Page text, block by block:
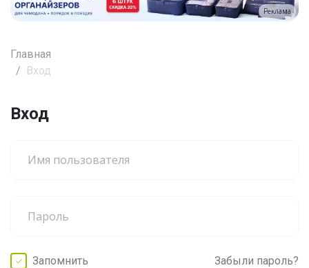
Реклама
Главная
Вход
Вход
Запомнить Забыли пароль?